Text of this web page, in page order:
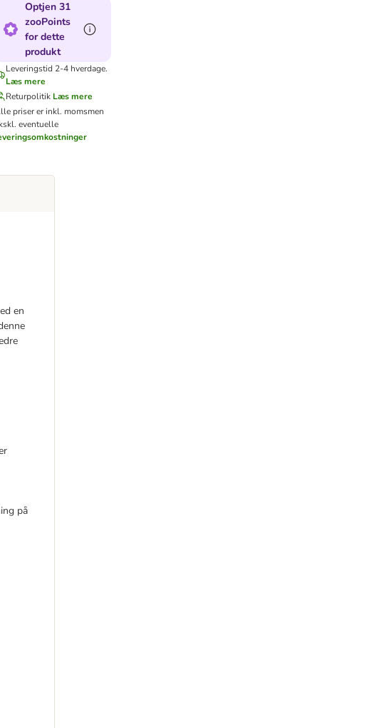
Optjen 31
zooPoints
for dette
produkt
Leveringstid 2-4 hverdage.
Læs mere
Returpolitik Læs mere
priser er inkl. momsmen
eventuelle
en
på